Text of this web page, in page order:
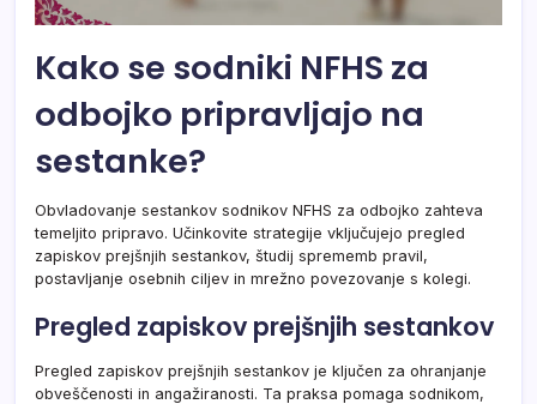
Kako se sodniki NFHS za
odbojko pripravljajo na
sestanke?
Obvladovanje sestankov sodnikov NFHS za odbojko zahteva
temeljito pripravo. Učinkovite strategije vključujejo pregled
zapiskov prejšnjih sestankov, študij sprememb pravil,
postavljanje osebnih ciljev in mrežno povezovanje s kolegi.
Pregled zapiskov prejšnjih sestankov
Pregled zapiskov prejšnjih sestankov je ključen za ohranjanje
obveščenosti in angažiranosti. Ta praksa pomaga sodnikom,